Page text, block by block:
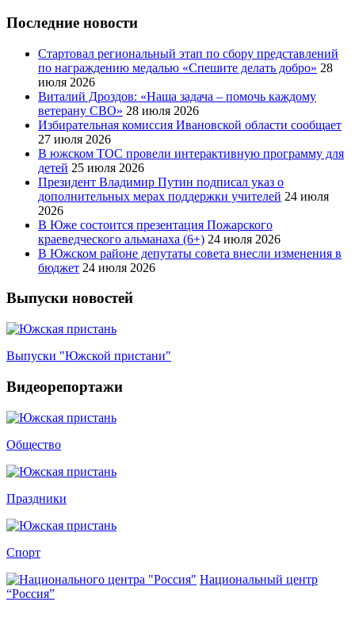
Последние новости
Стартовал региональный этап по сбору представлений
по награждению медалью «Спешите делать добро» 28
июля 2026
Виталий Дроздов: «Наша задача – помочь каждому
ветерану СВО» 28 июля 2026
Избирательная комиссия Ивановской области сообщает
27 июля 2026
В южском ТОС провели интерактивную программу для
детей 25 июля 2026
Президент Владимир Путин подписал указ о
дополнительных мерах поддержки учителей 24 июля
2026
В Юже состоится презентация Пожарского
краеведческого альманаха (6+) 24 июля 2026
В Южском районе депутаты совета внесли изменения в
бюджет 24 июля 2026
Выпуски новостей
Выпуски "Южской пристани"
Видеорепортажи
Общество
Праздники
Спорт
Национальный центр
“Россия”